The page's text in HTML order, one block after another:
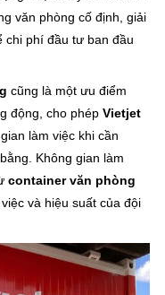
văn phòng cố định, giải
chi phí đầu tư ban đầu
cũng là một ưu điểm
động, cho phépVietjet
làm việc khi cần
Không gian làm
container văn phòng
và hiệu suất của đội